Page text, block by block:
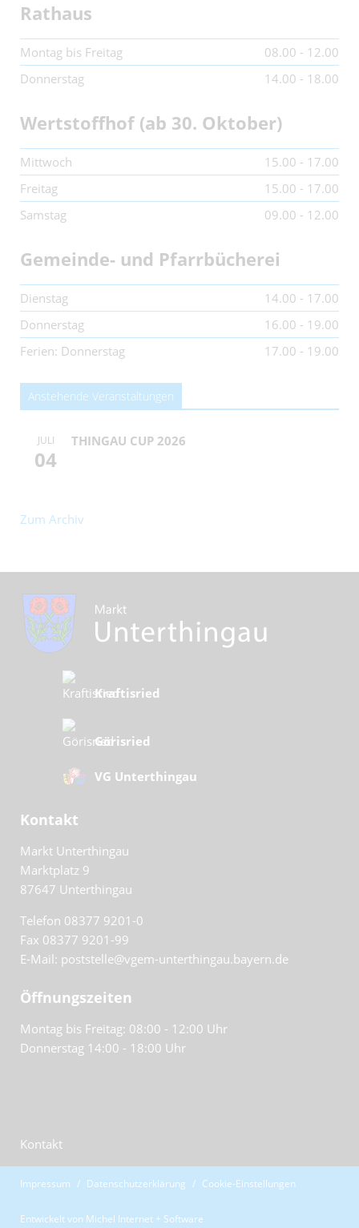
Rathaus
Montag bis Freitag
08.00 - 12.00
Donnerstag
14.00 - 18.00
Wertstoffhof (ab 30. Oktober)
Mittwoch
15.00 - 17.00
Freitag
15.00 - 17.00
Samstag
09.00 - 12.00
Gemeinde- und Pfarrbücherei
Dienstag
14.00 - 17.00
Donnerstag
16.00 - 19.00
Ferien: Donnerstag
17.00 - 19.00
Anstehende Veranstaltungen
JULI
04
THINGAU CUP 2026
Zum Archiv
Kraftisried
Görisried
VG Unterthingau
Kontakt
Markt Unterthingau
Marktplatz 9
87647 Unterthingau
Telefon 08377 9201-0
Fax 08377 9201-99
E-Mail: poststelle@vgem-unterthingau.bayern.de
Öffnungszeiten
Montag bis Freitag: 08:00 - 12:00 Uhr
Donnerstag 14:00 - 18:00 Uhr
Kontakt
Impressum Datenschutzerklärung Cookie-Einstellungen
Entwickelt von Michel Internet + Software